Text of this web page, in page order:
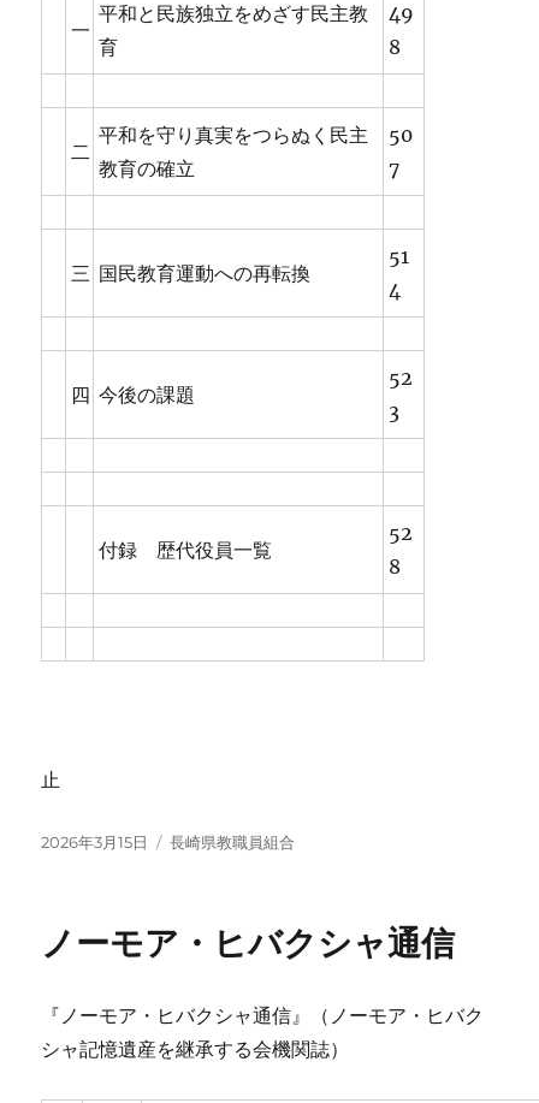
一
平和と民族独立をめざす民主教
育
49
8
二
平和を守り真実をつらぬく民主
教育の確立
50
7
三 国民教育運動への再転換
51
4
四 今後の課題
52
3
付録 歴代役員一覧
52
8
止
投
2026年3月15日
カ
ー
長崎県教職員組合
ノーモア・ヒバクシャ通信
『ノーモア・ヒバクシャ通信』（ノーモア・ヒバク
シャ記憶遺産を継承する会機関誌）